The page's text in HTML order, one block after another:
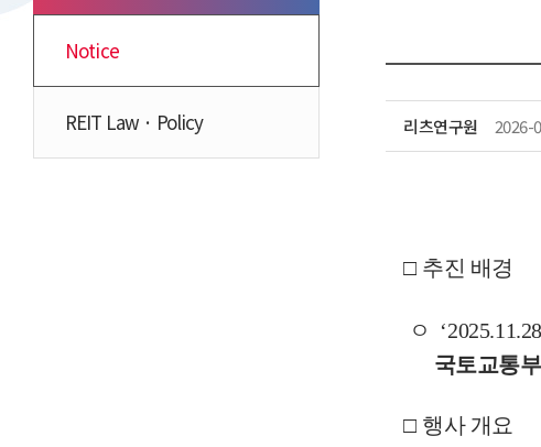
Notice
REIT Law · Policy 리츠연구원 2026-
□ 추진 배경
ㅇ
국토교통부
□ 행사 개요